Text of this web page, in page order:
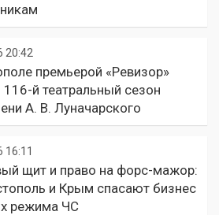
20:42
премьерой «Ревизор»
й театральный сезон
А. В. Луначарского
16:11
щит и право на форс-мажор:
и Крым спасают бизнес
режима ЧС